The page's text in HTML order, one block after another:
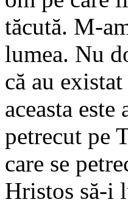
tăcută. M-
lumea. Nu
că au
aceasta
petrecut pe
care se
Hristos să-i